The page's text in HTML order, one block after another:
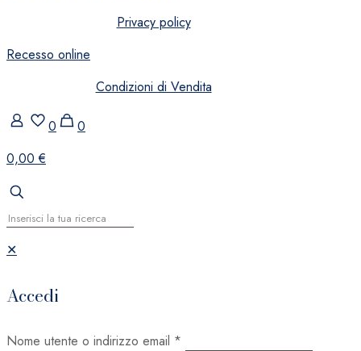
Privacy policy
Recesso online
Condizioni di Vendita
0
0
0,00 €
✕
Accedi
Nome utente o indirizzo email *